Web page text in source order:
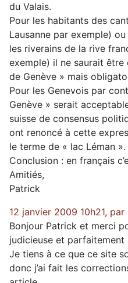
du Valais.
Pour les habitants des
Lausanne par exemple)
les riverains de la rive
exemple) il ne saurait
de Genève » mais
Pour les Genevois par
Genève » serait
suisse de consensus
ont renoncé à cette
le terme de « lac Léman ».
Conclusion : en français
Amitiés,
Patrick
12 janvier 2009 10h21,
Bonjour Patrick et merci
judicieuse et parfaitement
Je tiens à ce que ce site
donc j’ai fait les